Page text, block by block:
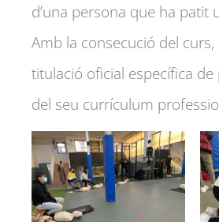
d’una persona que ha patit
Amb la consecució del
titulació oficial específica de
del seu currículum